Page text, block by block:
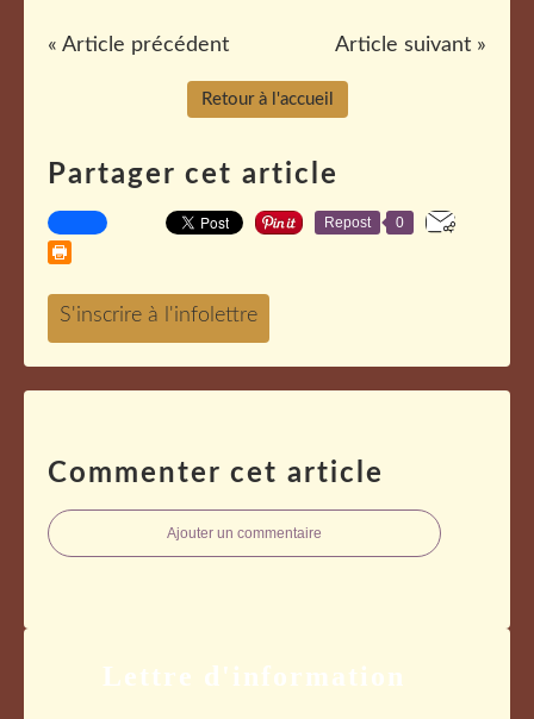
« Article précédent Article suivant »
Retour à l'accueil
Partager cet article
Repost 0
Commenter cet article
Ajouter un commentaire